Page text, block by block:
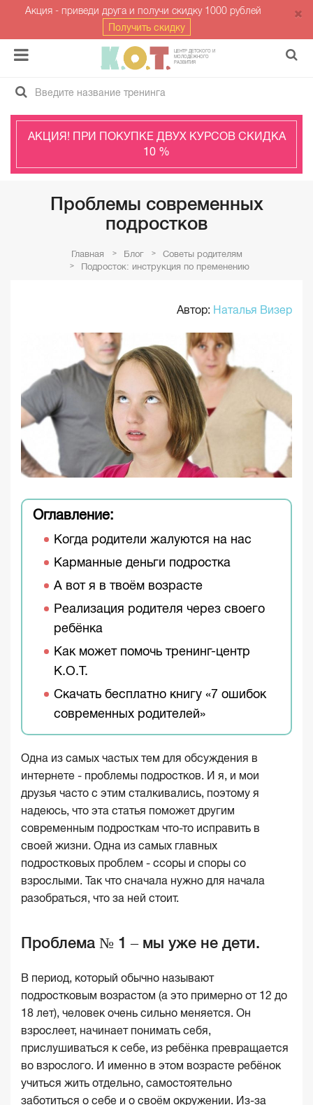
Акция - приведи друга и получи скидку 1000 рублей
Получить скидку
ЦЕНТР ДЕТСКОГО И
МОЛОДЁЖНОГО
РАЗВИТИЯ
АКЦИЯ! ПРИ ПОКУПКЕ ДВУХ КУРСОВ СКИДКА
10 %
Проблемы современных
подростков
Главная Блог
Советы родителям
Подросток: инструкция по пременению
Автор: Наталья Визер
Оглавление:
Когда родители жалуются на нас
Карманные деньги подростка
А вот я в твоём возрасте
Реализация родителя через своего
ребёнка
Как может помочь тренинг-центр
К.О.Т.
Скачать бесплатно книгу «7 ошибок
современных родителей»
Одна из самых частых тем для обсуждения в
интернете - проблемы подростков. И я, и мои
друзья часто с этим сталкивались, поэтому я
надеюсь, что эта статья поможет другим
современным подросткам что-то исправить в
своей жизни. Одна из самых главных
подростковых проблем - ссоры и споры со
взрослыми. Так что сначала нужно для начала
разобраться, что за ней стоит.
Проблема № 1 – мы уже не дети.
В период, который обычно называют
подростковым возрастом (а это примерно от 12 до
18 лет), человек очень сильно меняется. Он
взрослеет, начинает понимать себя,
прислушиваться к себе, из ребёнка превращается
во взрослого. И именно в этом возрасте ребёнок
учиться жить отдельно, самостоятельно
заботиться о себе и о своём окружении. Из-за